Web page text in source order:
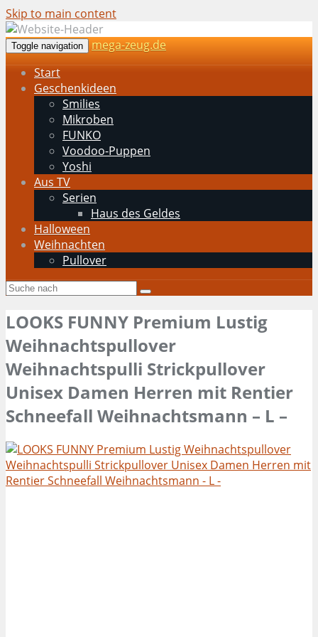
Skip to main content
Toggle navigation
mega-zeug.de
Start
Geschenkideen
Smilies
Mikroben
FUNKO
Voodoo-Puppen
Yoshi
Aus TV
Serien
Haus des Geldes
Halloween
Weihnachten
Pullover
LOOKS FUNNY Premium Lustig
Weihnachtspullover
Weihnachtspulli Strickpullover
Unisex Damen Herren mit Rentier
Schneefall Weihnachtsmann – L –